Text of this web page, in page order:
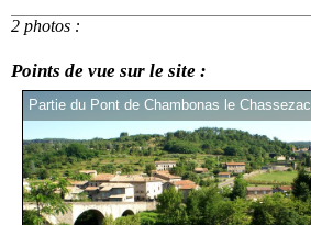
2 photos :
Points de vue sur le site :
Partie du Pont de Chambonas le Chassezac